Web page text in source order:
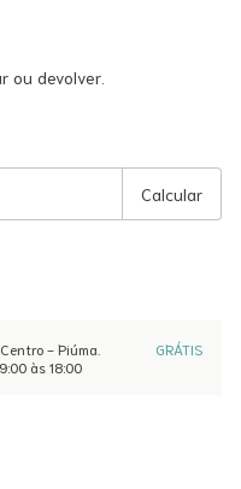
ou devolver.
Calcular
- Piúma.
às 18:00
GRÁTIS